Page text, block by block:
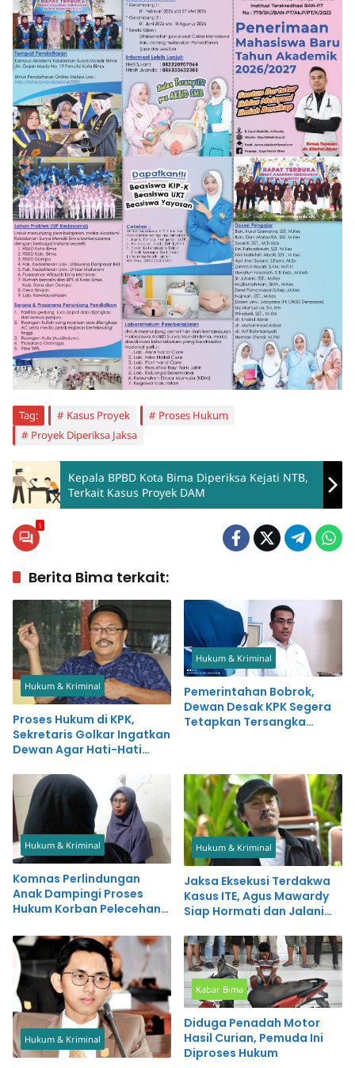
Tag: Kasus Proyek
Proses Hukum
Proyek Diperiksa Jaksa
Kepala BPBD Kota Bima Diperiksa Kejati NTB,
Terkait Kasus Proyek DAM
1
Berita Bima terkait:
Hukum & Kriminal
Proses Hukum di KPK,
Sekretaris Golkar Ingatkan
Dewan Agar Hati-Hati
Hukum & Kriminal
Pemerintahan Bobrok,
Dewan Desak KPK Segera
Tetapkan Tersangka
Hukum & Kriminal
Komnas Perlindungan
Anak Dampingi Proses
Hukum Korban Pelecehan
Hukum & Kriminal
Jaksa Eksekusi Terdakwa
Kasus ITE, Agus Mawardy
Siap Hormati dan Jalani
Hukum & Kriminal
Kabar Bima
Diduga Penadah Motor
Hasil Curian, Pemuda Ini
Diproses Hukum